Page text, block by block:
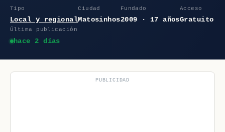
Tipo
Local y regional
Ciudad
Matosinhos
Fundado
2009 · 17 años
Acceso
Gratuito
Última publicación
hace 2 días
PUBLICIDAD